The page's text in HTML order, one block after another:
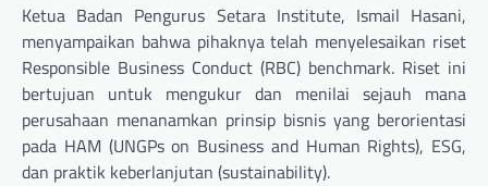
Ketua Badan Pengurus Setara Institute, Ismail Hasani,
menyampaikan bahwa pihaknya telah menyelesaikan riset
Responsible Business Conduct (RBC) benchmark. Riset ini
bertujuan untuk mengukur dan menilai sejauh mana
perusahaan menanamkan prinsip bisnis yang berorientasi
pada HAM (UNGPs on Business and Human Rights), ESG,
dan praktik keberlanjutan (sustainability).